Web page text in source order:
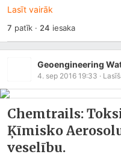
Lasīt vairāk
7 patīk · 24 iesaka
Geoengineering
4. sep 2016 19:33 ·
Chemtrails:
Ķīmisko
veselību.